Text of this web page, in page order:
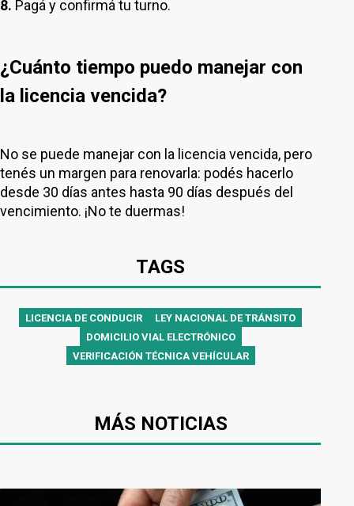
8. Pagá y confirmá tu turno.
¿Cuánto tiempo puedo manejar con
la licencia vencida?
No se puede manejar con la licencia vencida, pero
tenés un margen para renovarla: podés hacerlo
desde 30 días antes hasta 90 días después del
vencimiento. ¡No te duermas!
TAGS
LICENCIA DE CONDUCIR
LEY NACIONAL DE TRÁNSITO
DOMICILIO VIAL ELECTRÓNICO
VERIFICACIÓN TÉCNICA VEHÍCULAR
MÁS NOTICIAS